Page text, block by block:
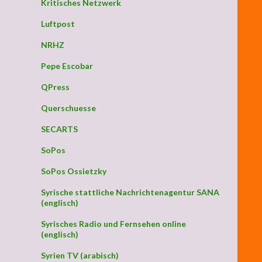
Kritisches Netzwerk
Luftpost
NRHZ
Pepe Escobar
QPress
Querschuesse
SECARTS
SoPos
SoPos Ossietzky
Syrische stattliche Nachrichtenagentur SANA
(englisch)
Syrisches Radio und Fernsehen online
(englisch)
Syrien TV (arabisch)